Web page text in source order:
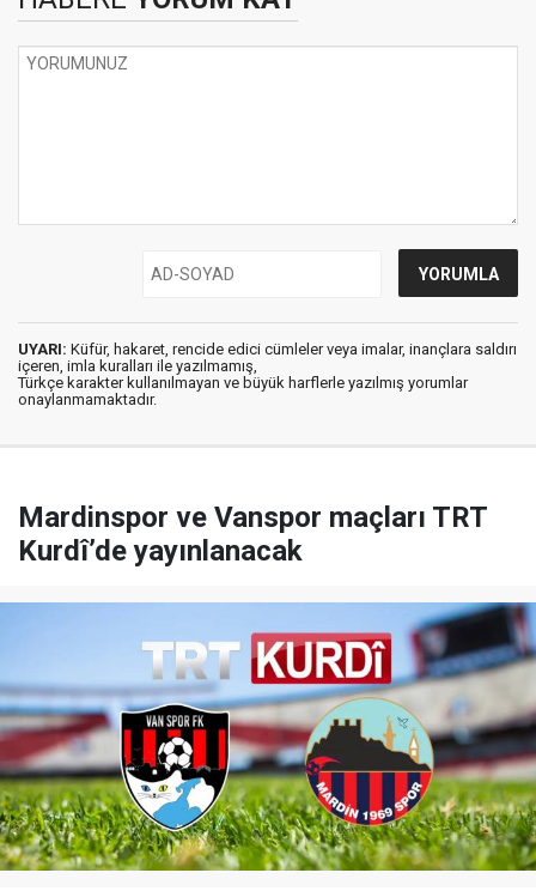
UYARI: Küfür, hakaret, rencide edici cümleler veya imalar, inançlara saldırı
içeren, imla kuralları ile yazılmamış,
Türkçe karakter kullanılmayan ve büyük harflerle yazılmış yorumlar
onaylanmamaktadır.
Mardinspor ve Vanspor maçları TRT
Kurdî’de yayınlanacak